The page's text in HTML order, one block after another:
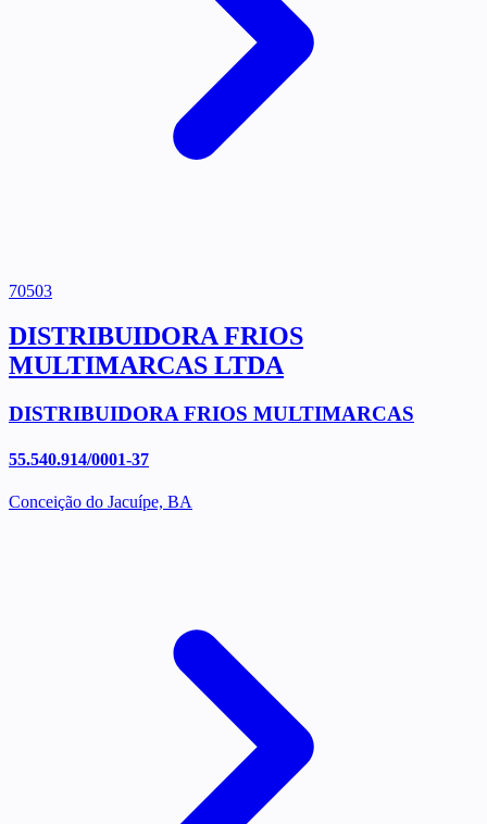
70503
DISTRIBUIDORA FRIOS
MULTIMARCAS LTDA
DISTRIBUIDORA FRIOS MULTIMARCAS
55.540.914/0001-37
Conceição do Jacuípe, BA